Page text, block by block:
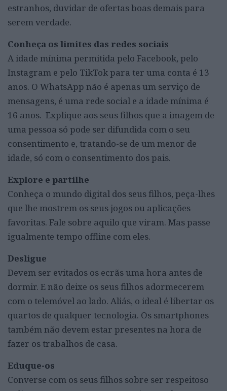
estranhos, duvidar de ofertas boas demais para
serem verdade.
Conheça os limites das redes sociais
A idade mínima permitida pelo Facebook, pelo
Instagram e pelo TikTok para ter uma conta é 13
anos. O WhatsApp não é apenas um serviço de
mensagens, é uma rede social e a idade mínima é
16 anos. Explique aos seus filhos que a imagem de
uma pessoa só pode ser difundida com o seu
consentimento e, tratando-se de um menor de
idade, só com o consentimento dos pais.
Explore e partilhe
Conheça o mundo digital dos seus filhos, peça-lhes
que lhe mostrem os seus jogos ou aplicações
favoritas. Fale sobre aquilo que viram. Mas passe
igualmente tempo offline com eles.
Desligue
Devem ser evitados os ecrãs uma hora antes de
dormir. E não deixe os seus filhos adormecerem
com o telemóvel ao lado. Aliás, o ideal é libertar os
quartos de qualquer tecnologia. Os smartphones
também não devem estar presentes na hora de
fazer os trabalhos de casa.
Eduque-os
Converse com os seus filhos sobre ser respeitoso